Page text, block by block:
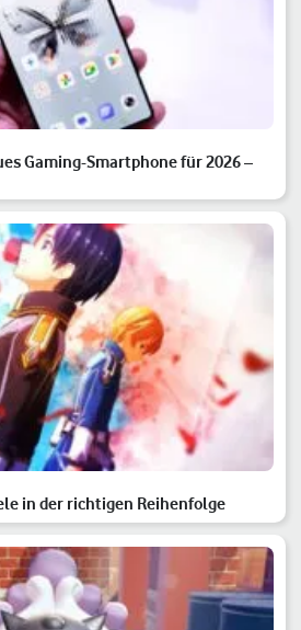
Gaming-Smartphone für 2026 –
in der richtigen Reihenfolge